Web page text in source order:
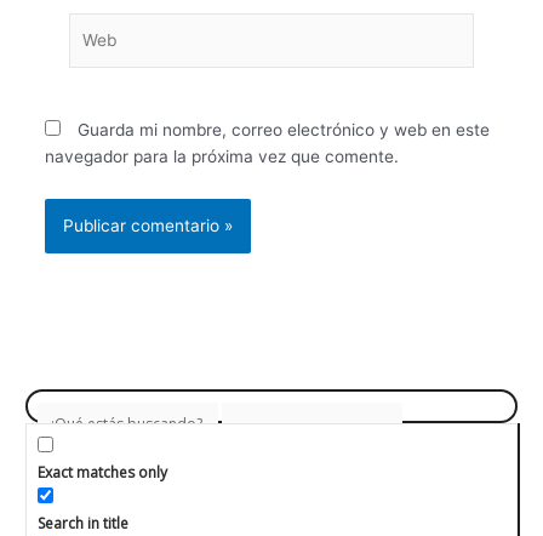
Guarda mi nombre, correo electrónico y web en este
navegador para la próxima vez que comente.
Exact matches only
Search in title